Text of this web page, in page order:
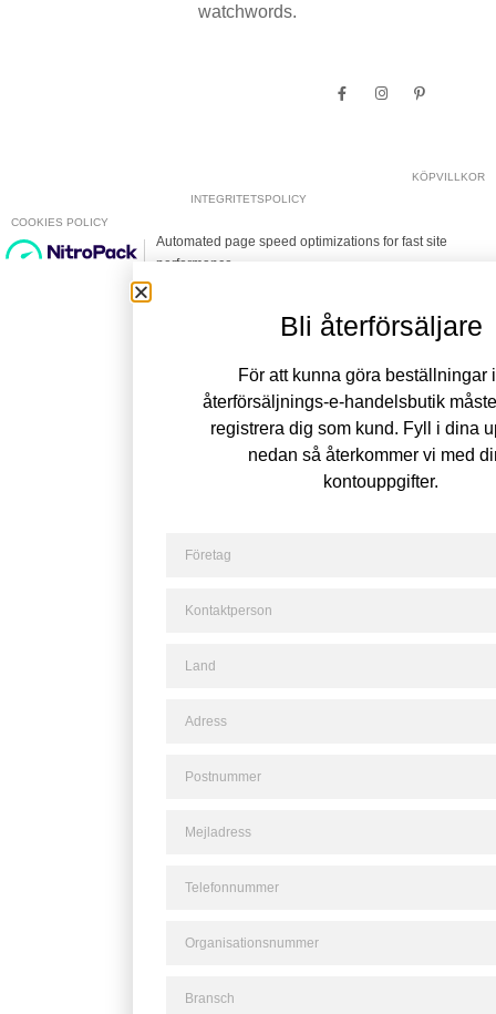
watchwords.
KÖPVILLKOR
INTEGRITETSPOLICY
COOKIES POLICY
Bli återförsäljare
För att kunna göra beställningar
återförsäljnings-e-handelsbutik
registrera dig som kund. Fyll i dina
nedan så återkommer vi med
kontouppgifter.